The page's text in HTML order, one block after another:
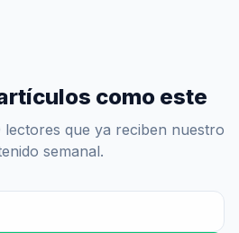
como este
lectores que ya reciben nuestro
semanal.